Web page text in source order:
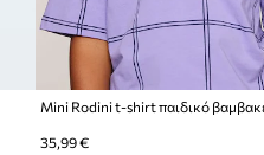
35,99 €